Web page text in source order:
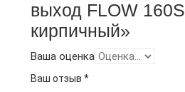
выход FLOW 160S
кирпичный»
Ваша оценка
Ваш отзыв *